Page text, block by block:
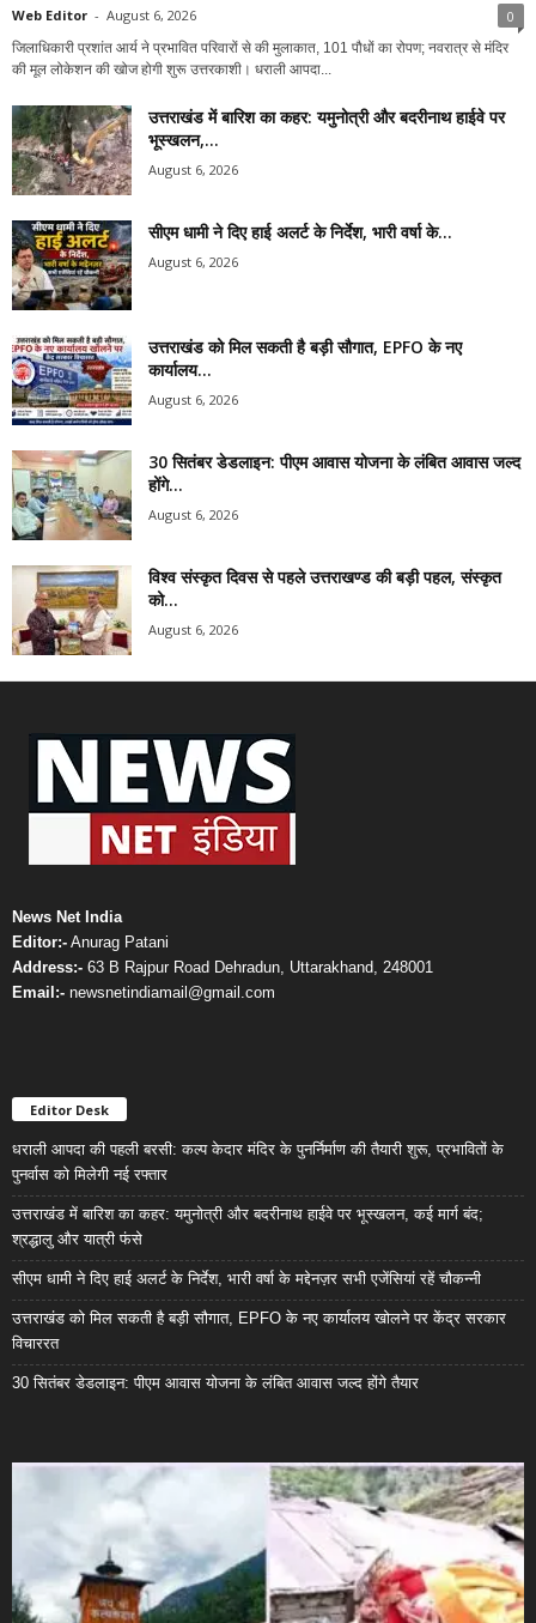
Web Editor - August 6, 2026 0
जिलाधिकारी प्रशांत आर्य ने प्रभावित परिवारों से की मुलाकात, 101 पौधों का रोपण; नवरात्र से मंदिर
की मूल लोकेशन की खोज होगी शुरू उत्तरकाशी। धराली आपदा...
उत्तराखंड में बारिश का कहर: यमुनोत्री और बदरीनाथ हाईवे पर
भूस्खलन,...
August 6, 2026
सीएम धामी ने दिए हाई अलर्ट के निर्देश, भारी वर्षा के...
August 6, 2026
उत्तराखंड को मिल सकती है बड़ी सौगात, EPFO के नए
कार्यालय...
August 6, 2026
30 सितंबर डेडलाइन: पीएम आवास योजना के लंबित आवास जल्द
होंगे...
August 6, 2026
विश्व संस्कृत दिवस से पहले उत्तराखण्ड की बड़ी पहल, संस्कृत
को...
August 6, 2026
News Net India
Editor:- Anurag Patani
Address:- 63 B Rajpur Road Dehradun, Uttarakhand, 248001
Email:- newsnetindiamail@gmail.com
Editor Desk
धराली आपदा की पहली बरसी: कल्प केदार मंदिर के पुनर्निर्माण की तैयारी शुरू, प्रभावितों के
पुनर्वास को मिलेगी नई रफ्तार
उत्तराखंड में बारिश का कहर: यमुनोत्री और बदरीनाथ हाईवे पर भूस्खलन, कई मार्ग बंद;
श्रद्धालु और यात्री फंसे
सीएम धामी ने दिए हाई अलर्ट के निर्देश, भारी वर्षा के मद्देनज़र सभी एजेंसियां रहें चौकन्नी
उत्तराखंड को मिल सकती है बड़ी सौगात, EPFO के नए कार्यालय खोलने पर केंद्र सरकार
विचाररत
30 सितंबर डेडलाइन: पीएम आवास योजना के लंबित आवास जल्द होंगे तैयार